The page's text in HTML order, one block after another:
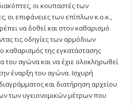
οι κουπαστές των
οι επιφάνειες των επίπλων κ.ο.κ.,
να δοθεί και στον καθαρισμό
τις οδηγίες των αρμόδιων
καθαρισμός της εγκατάστασης
του αγώνα και να έχιε ολοκληρωθεί
έναρξη του αγώνα. Ισχυρή
και διατήρηση αρχείου
των υγειονομικών μέτρων που